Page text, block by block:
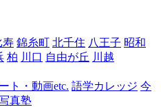
由
丘
寿 錦糸町 北千住 八王子 昭和
柏 川口 自由が丘 川越
ト・動画etc. 語学カレッジ 今
真塾